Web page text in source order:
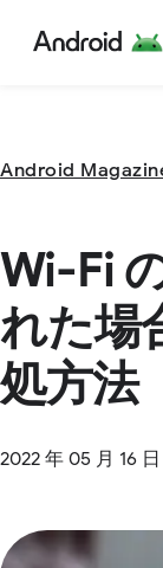
Android
Wi-Fi
れた場
処方法
2022 年 05 月 16 日